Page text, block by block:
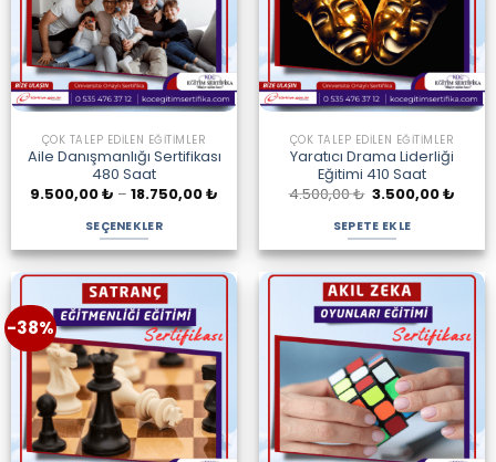
ÇOK TALEP EDILEN EĞITIMLER
Aile Danışmanlığı Sertifikası
480 Saat
9.500,00₺ – 18.750,00₺
18.750,00 ₺
SEÇENEKLER
Bu
ürünün
birden
fazla
varyasyonu
var.
Seçenekler
ürün
sayfasından
seçilebilir
ÇOK TALEP EDILEN EĞITIMLER
Yaratıcı Drama Liderliği
Eğitimi 410 Saat
4.500,00₺ Orijinal
fiyat:
4.500,00 ₺.
3.500,00₺
SEPETE EKLE
-38%